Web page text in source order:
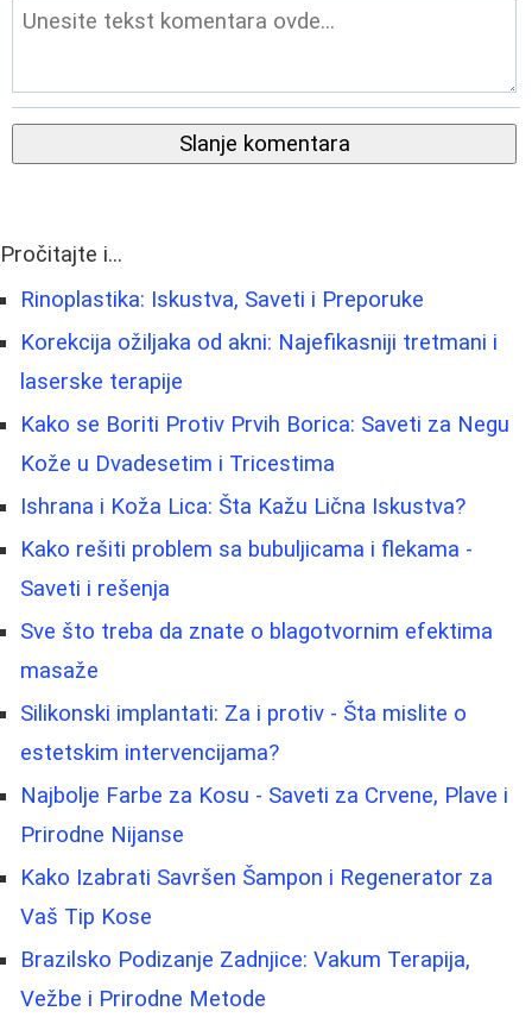
Slanje komentara
Pročitajte i...
Rinoplastika: Iskustva, Saveti i Preporuke
Korekcija ožiljaka od akni: Najefikasniji tretmani i
laserske terapije
Kako se Boriti Protiv Prvih Borica: Saveti za Negu
Kože u Dvadesetim i Tricestima
Ishrana i Koža Lica: Šta Kažu Lična Iskustva?
Kako rešiti problem sa bubuljicama i flekama -
Saveti i rešenja
Sve što treba da znate o blagotvornim efektima
masaže
Silikonski implantati: Za i protiv - Šta mislite o
estetskim intervencijama?
Najbolje Farbe za Kosu - Saveti za Crvene, Plave i
Prirodne Nijanse
Kako Izabrati Savršen Šampon i Regenerator za
Vaš Tip Kose
Brazilsko Podizanje Zadnjice: Vakum Terapija,
Vežbe i Prirodne Metode